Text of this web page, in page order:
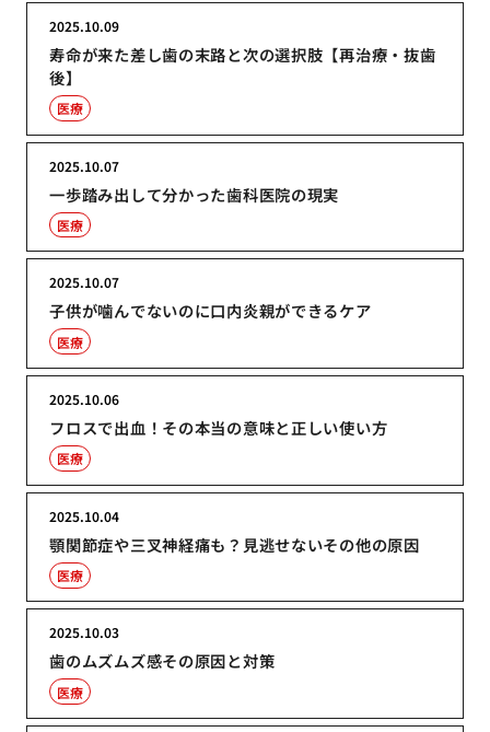
寿命が来た差し歯の末路と次の選択肢【再治療・抜歯
後】
2025.10.09
医療
一歩踏み出して分かった歯科医院の現実
2025.10.07
医療
子供が噛んでないのに口内炎親ができるケア
2025.10.07
医療
フロスで出血！その本当の意味と正しい使い方
2025.10.06
医療
顎関節症や三叉神経痛も？見逃せないその他の原因
2025.10.04
医療
歯のムズムズ感その原因と対策
2025.10.03
医療